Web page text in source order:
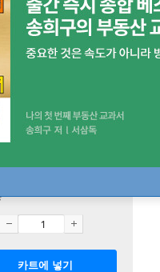
카트에 넣기